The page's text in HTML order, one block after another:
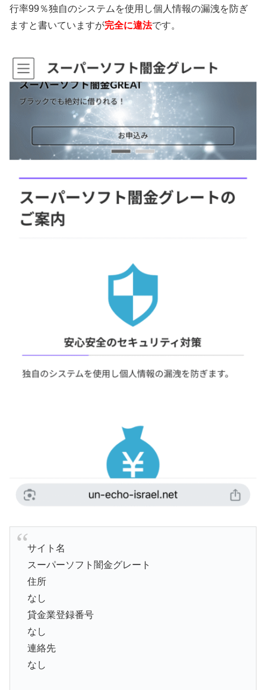
行率99％独自のシステムを使用し個人情報の漏洩を防ぎ
ますと書いていますが完全に違法です。
サイト名
スーパーソフト闇金グレート
住所
なし
貸金業登録番号
なし
連絡先
なし